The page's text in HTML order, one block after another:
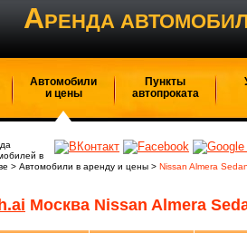
АРЕНДА
Автомобили
и цены
Пункты
автопроката
в
> Автомобили в аренду и цены > Nissan Almera
Москва Nissan Almera